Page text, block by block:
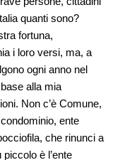
quanti sono?
fortuna,
i loro versi, ma, a
ogni anno nel
alla mia
Non c’è Comune,
ente
che rinunci a
è l’ente